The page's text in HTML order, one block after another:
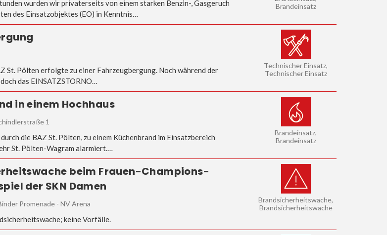
wurden wir privaterseits von einem starken Benzin-, Gasgeruch
des Einsatzobjektes (EO) in Kenntnis…
Brandeinsatz
St. Pölten erfolgte zu einer Fahrzeugbergung. Noch während der
das EINSATZSTORNO…
Technischer Einsatz,
Technischer Einsatz
in einem Hochhaus
1
die BAZ St. Pölten, zu einem Küchenbrand im Einsatzbereich
St. Pölten-Wagram alarmiert.…
Brandeinsatz,
Brandeinsatz
beim Frauen-Champions-
der SKN Damen
Promenade - NV Arena
keine Vorfälle.
Brandsicherheitswache,
Brandsicherheitswache